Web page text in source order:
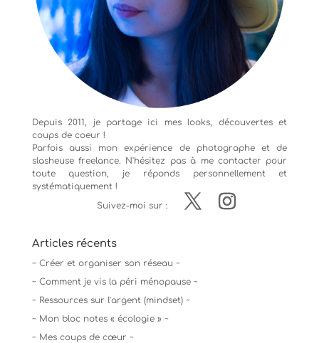
Depuis 2011, je partage ici mes looks, découvertes et
coups de coeur !
Parfois aussi mon expérience de photographeet de
slasheuse freelance. N'hésitez pas à me contacter pour
toute question, je réponds personnellement et
systématiquement !
Suivez-moi sur :
Articles récents
~ Créer et organiser son réseau ~
~ Comment je vis la péri ménopause ~
~ Ressources sur l’argent (mindset) ~
~ Mon bloc notes « écologie » ~
~ Mes coups de cœur ~